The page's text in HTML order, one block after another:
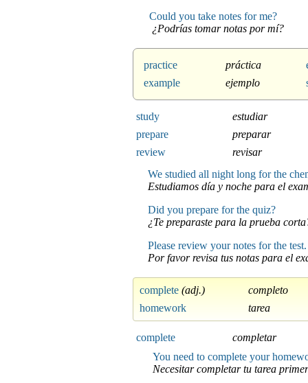
Could you take notes for me?
¿Podrías tomar notas por mí?
practice práctica
example
ejemplo
study
estudiar
prepare
preparar
review
revisar
We studied all night long for the
Estudiamos día y noche para el
Did you prepare for the quiz?
¿Te preparaste para la prueba
Please review your notes for the test.
Por favor revisa tus notas para el
complete (adj.)
completo
homework
tarea
complete
completar
You need to complete your
Necesitar completar tu tarea